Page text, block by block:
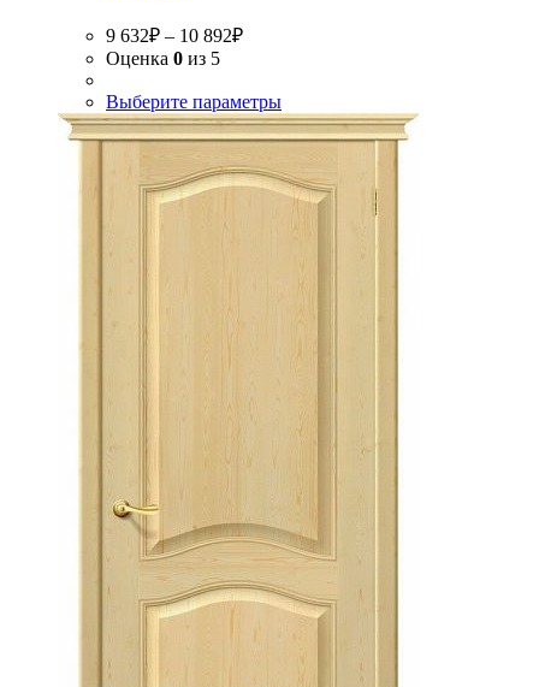
9 632₽ – 10 892₽
Оценка 0 из 5
Выберите параметры